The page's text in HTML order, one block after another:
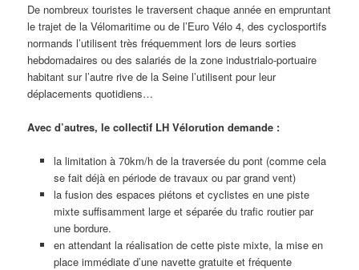
De nombreux touristes le traversent chaque année en empruntant
le trajet de la Vélomaritime ou de l’Euro Vélo 4, des cyclosportifs
normands l’utilisent très fréquemment lors de leurs sorties
hebdomadaires ou des salariés de la zone industrialo-portuaire
habitant sur l’autre rive de la Seine l’utilisent pour leur
déplacements quotidiens…
Avec d’autres, le collectif LH Vélorution demande :
la limitation à 70km/h de la traversée du pont (comme cela
se fait déjà en période de travaux ou par grand vent)
la fusion des espaces piétons et cyclistes en une piste
mixte suffisamment large et séparée du trafic routier par
une bordure.
en attendant la réalisation de cette piste mixte, la mise en
place immédiate d’une navette gratuite et fréquente